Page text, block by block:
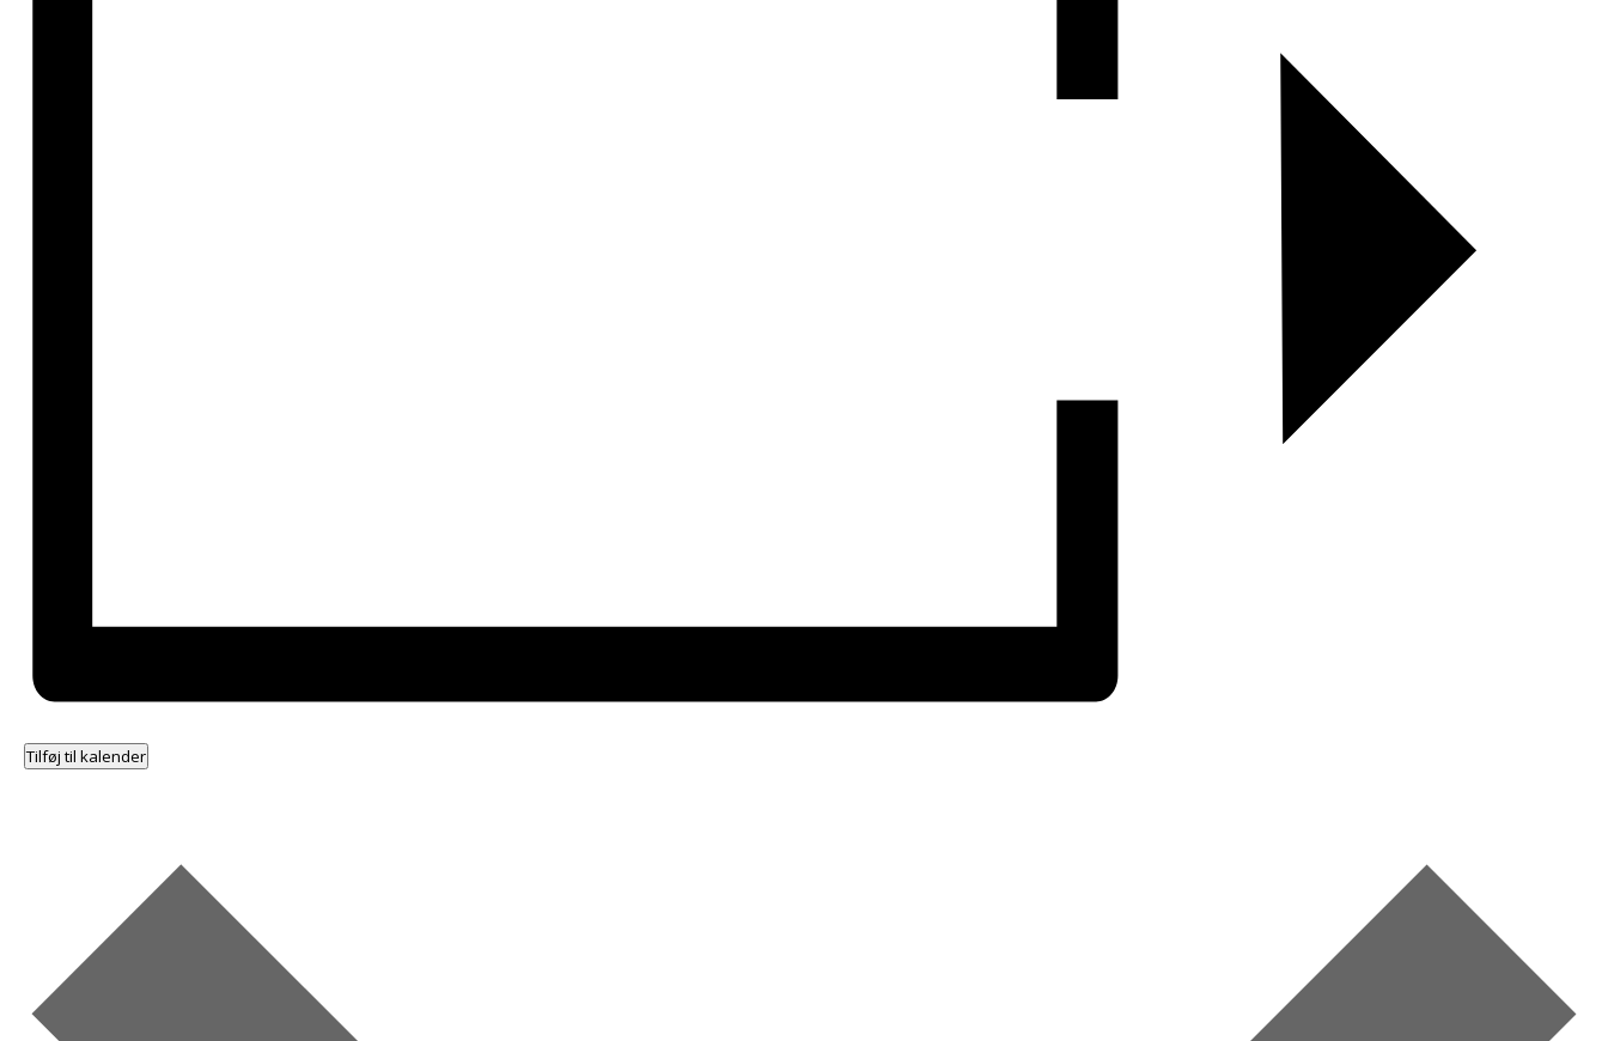
Tilføj til kalender